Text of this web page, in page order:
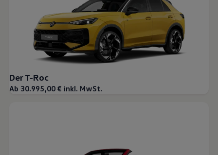
Der T-Roc
Ab 30.995,00 € inkl. MwSt.